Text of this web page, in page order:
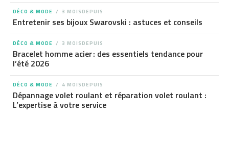
DÉCO & MODE 3 MOISDEPUIS
Entretenir ses bijoux Swarovski : astuces et conseils
DÉCO & MODE 3 MOISDEPUIS
Bracelet homme acier : des essentiels tendance pour
l’été 2026
DÉCO & MODE 4 MOISDEPUIS
Dépannage volet roulant et réparation volet roulant :
L’expertise à votre service